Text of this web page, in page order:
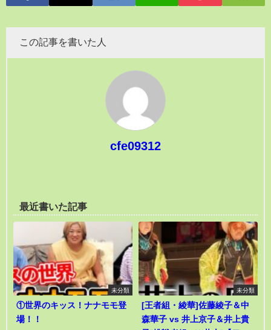
この記事を書いた人
cfe09312
最近書いた記事
未分類
①世界のキッス！ナナモモ登
場！！
未分類
[王者組・綾華]佐藤綾子＆中
森華子 vs 井上京子＆井上貴